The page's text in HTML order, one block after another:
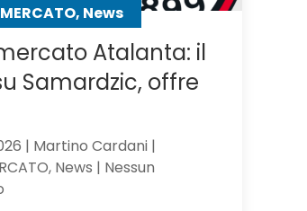
News
Atalanta: il
Samardzic, offre
| Martino Cardani |
News | Nessun
su